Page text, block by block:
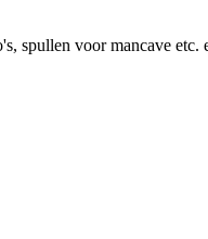
spullen voor mancave etc.